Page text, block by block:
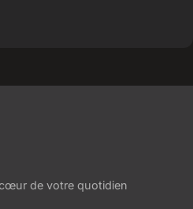
de votre quotidien